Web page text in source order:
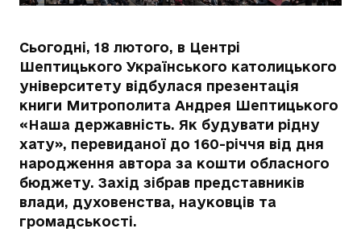
Сьогодні, 18 лютого, в Центрі
Шептицького Українського католицького
університету відбулася презентація
книги Митрополита Андрея Шептицького
«Наша державність. Як будувати рідну
хату», перевиданої до 160-річчя від дня
народження автора за кошти обласного
бюджету. Захід зібрав представників
влади, духовенства, науковців та
громадськості.